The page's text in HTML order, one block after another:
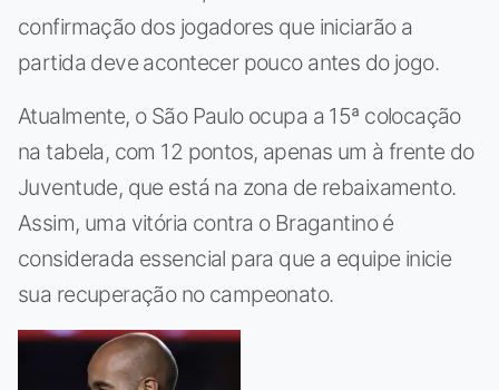
confirmação dos jogadores que iniciarão a
partida deve acontecer pouco antes do jogo.
Atualmente, o São Paulo ocupa a 15ª colocação
na tabela, com 12 pontos, apenas um à frente do
Juventude, que está na zona de rebaixamento.
Assim, uma vitória contra o Bragantino é
considerada essencial para que a equipe inicie
sua recuperação no campeonato.